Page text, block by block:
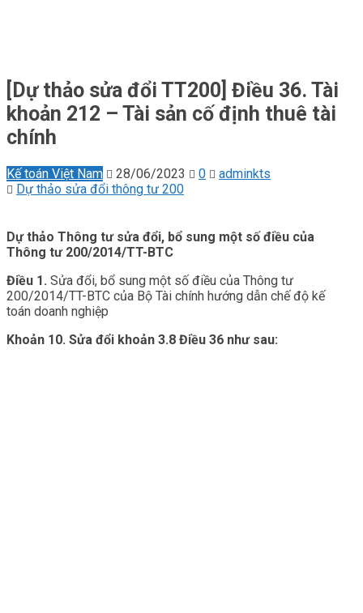
[Dự thảo sửa đổi TT200] Điều 36. Tài
khoản 212 – Tài sản cố định thuê tài
chính
Kế toán Việt Nam 28/06/2023 0
adminkts
Dự thảo sửa đổi thông tư 200
Dự thảo Thông tư sửa đổi, bổ sung một số điều của
Thông tư 200/2014/TT-BTC
Điều 1. Sửa đổi, bổ sung một số điều của Thông tư
200/2014/TT-BTC của Bộ Tài chính hướng dẫn chế độ kế
toán doanh nghiệp
Khoản 10. Sửa đổi khoản 3.8 Điều 36 như sau: